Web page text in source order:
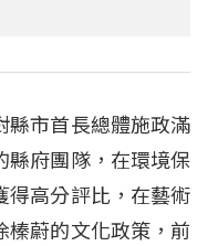
縣市首長總體施政滿
縣府團隊，在環境保
得高分評比，在藝術
榛蔚的文化政策，前